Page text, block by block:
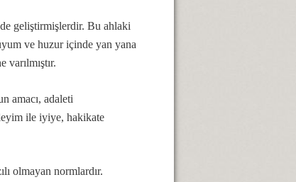
geliştirmişlerdir. Bu ahlaki
ve huzur içinde yan yana
amacı, adaleti
ile iyiye, hakikate
olmayan normlardır.